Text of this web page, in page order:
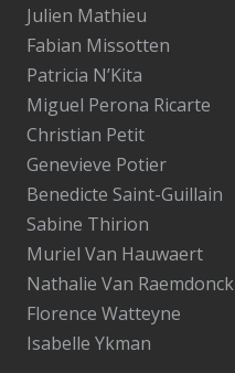
Julien Mathieu
Fabian Missotten
Patricia N’Kita
Miguel Perona Ricarte
Christian Petit
Genevieve Potier
Benedicte Saint-Guillain
Sabine Thirion
Muriel Van Hauwaert
Nathalie Van Raemdonck
Florence Watteyne
Isabelle Ykman